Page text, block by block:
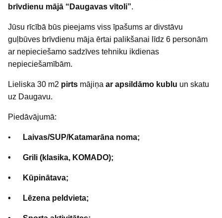
brīvdienu mājā “Daugavas vītoli”.
Jūsu rīcībā būs pieejams viss īpašums ar divstāvu
guļbūves brīvdienu māja ērtai palikšanai līdz 6 personām
ar nepieciešamo sadzīves tehniku ikdienas
nepieciešamībām.
Lieliska 30 m2 pirts mājiņa ar apsildāmo kublu un skatu
uz Daugavu.
Piedāvājumā:
• Laivas/SUP/Katamarāna noma;
• Grili (klasika, KOMADO);
• Kūpinātava;
• Lēzena peldvieta;